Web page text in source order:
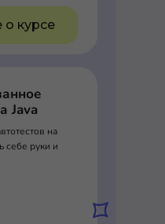
курсе
Java
на
себе руки и